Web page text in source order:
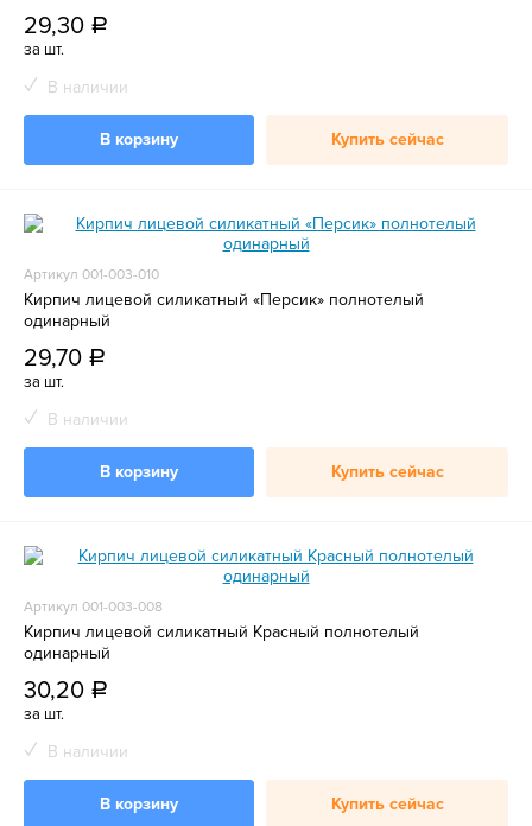
29,30 a
за шт.
В наличии
В корзину Купить сейчас
Артикул 001-003-010
Кирпич лицевой силикатный «Персик» полнотелый
одинарный
29,70 a
за шт.
В наличии
В корзину Купить сейчас
Артикул 001-003-008
Кирпич лицевой силикатный Красный полнотелый
одинарный
30,20 a
за шт.
В наличии
В корзину Купить сейчас